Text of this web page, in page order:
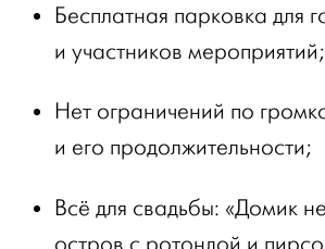
Бесплатная парковка для
и участников мероприятий;
Нет ограничений по
и его продолжительности;
Всё для свадьбы: «Домик
остров с ротондой и